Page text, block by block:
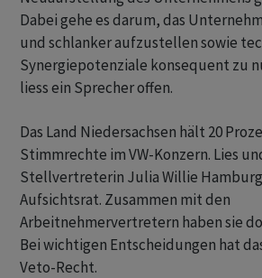
Dabei gehe es darum, das
und schlanker aufzustellen sowie
Synergiepotenziale konsequent zu
liess ein Sprecher offen.
Das Land Niedersachsen hält 20
Stimmrechte im VW-Konzern. Lies
Stellvertreterin Julia Willie
Aufsichtsrat. Zusammen mit den
Arbeitnehmervertretern haben sie
Bei wichtigen Entscheidungen hat
Veto-Recht.